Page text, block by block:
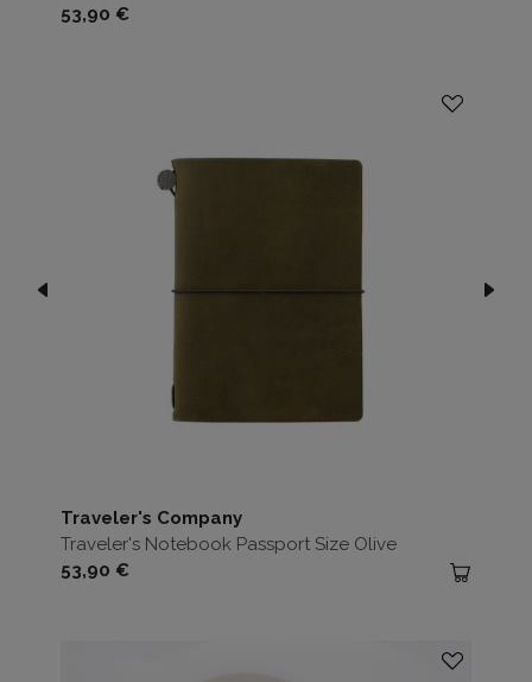
Prezzo
53,90 €
Traveler's Company
Traveler's Notebook Passport Size Olive
Prezzo
53,90 €